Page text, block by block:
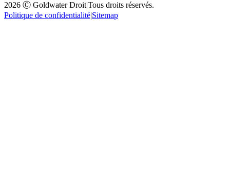
2026 Ⓒ Goldwater Droit|Tous droits réservés.
Politique de confidentialité|Sitemap